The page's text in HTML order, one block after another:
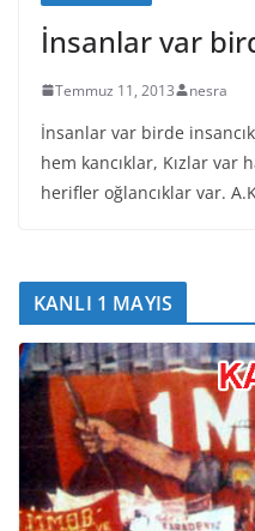
İnsanlar var
Temmuz 11, 2013 nesra
İnsanlar var birde
hem kancıklar, Kızlar var
herifler oğlancıklar var.
KANLI 1 MAYIS